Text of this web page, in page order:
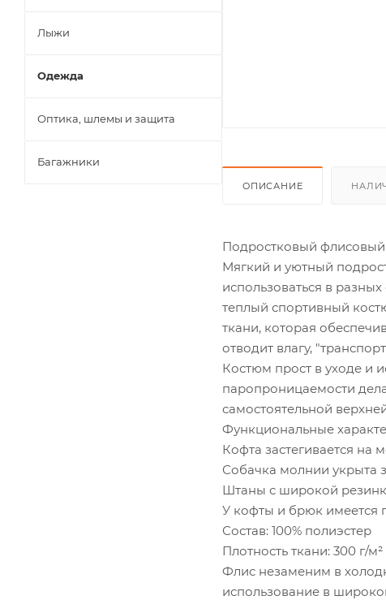
ОПИСАНИЕ
Подростковый флисовый
Мягкий и уютный
использоваться в
теплый спортивный
ткани, которая
отводит влагу,
Костюм прост в уходе и
паропроницаемости
самостоятельной
Функциональные
Кофта застегивается на
Собачка молнии укрыта
Штаны с широкой
У кофты и брюк имеется
Состав: 100% полиэстер
Плотность ткани: 300 г/м²
Флис незаменим в
использование в
Лыжи
Одежда
Оптика, шлемы и защита
Багажники